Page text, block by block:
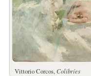
Vittorio Corcos, Colibríes